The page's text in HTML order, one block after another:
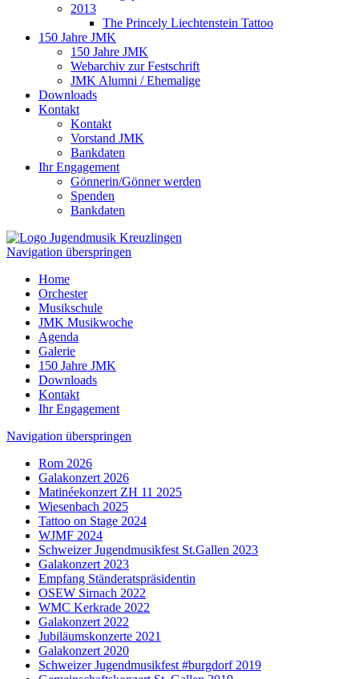
2013
The Princely Liechtenstein Tattoo
150 Jahre JMK
150 Jahre JMK
Webarchiv zur Festschrift
JMK Alumni / Ehemalige
Downloads
Kontakt
Kontakt
Vorstand JMK
Bankdaten
Ihr Engagement
Gönnerin/Gönner werden
Spenden
Bankdaten
Navigation überspringen
Home
Orchester
Musikschule
JMK Musikwoche
Agenda
Galerie
150 Jahre JMK
Downloads
Kontakt
Ihr Engagement
Navigation überspringen
Rom 2026
Galakonzert 2026
Matinéekonzert ZH 11 2025
Wiesenbach 2025
Tattoo on Stage 2024
WJMF 2024
Schweizer Jugendmusikfest St.Gallen 2023
Galakonzert 2023
Empfang Ständeratspräsidentin
OSEW Sirnach 2022
WMC Kerkrade 2022
Galakonzert 2022
Jubiläumskonzerte 2021
Galakonzert 2020
Schweizer Jugendmusikfest #burgdorf 2019